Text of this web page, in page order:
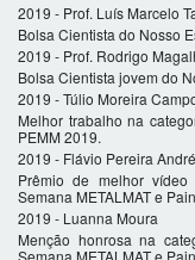
2019 - Prof. Luís Marcelo
Bolsa Cientista do Nosso
2019 - Prof. Rodrigo
Bolsa Cientista jovem do
2019 - Túlio Moreira
Melhor trabalho na
PEMM 2019.
2019 - Flávio Pereira André
Prêmio de melhor
Semana METALMAT e
2019 - Luanna Moura
Menção honrosa na
Semana METALMAT e